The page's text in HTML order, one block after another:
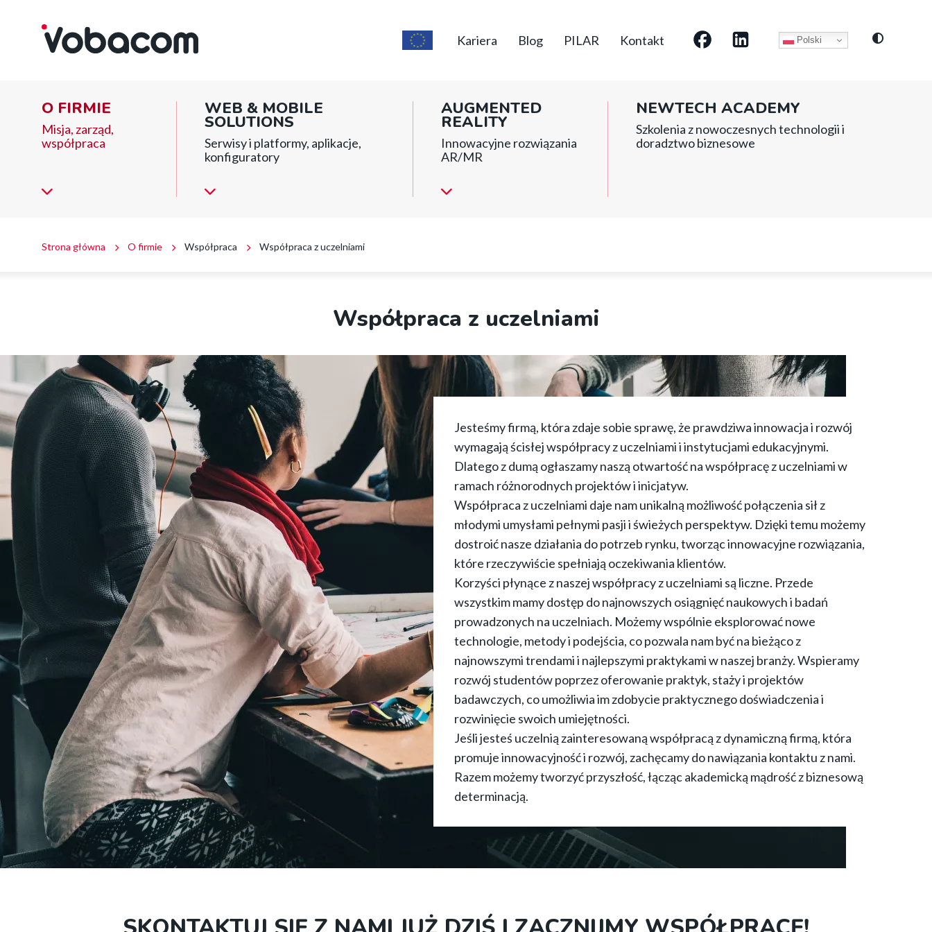
Współpraca
uczelniami
Inteligentne
rozwiązania
firm
Przejdź
menu
Przejdź
treści
Przejdź
stopki
short
Kariera Blog PILAR Kontakt
Social
Polski
Main
menu
block
O FIRMIE
Misja, zarząd,
współpraca
WEB & MOBILE
SOLUTIONS
Serwisy i platformy, aplikacje,
konfiguratory
AUGMENTED
REALITY
Innowacyjne rozwiązania
AR/MR
NEWTECH ACADEMY
Szkolenia z nowoczesnych technologii i
doradztwo biznesowe
Ścieżka
Strona główna O firmie Współpraca Współpraca z uczelniami
Współpraca z uczelniami
Jesteśmy firmą, która zdaje sobie sprawę, że prawdziwa innowacja i rozwój
wymagają ścisłej współpracy z uczelniami i instytucjami edukacyjnymi.
Dlatego z dumą ogłaszamy naszą otwartość na współpracę z uczelniami w
ramach różnorodnych projektów i inicjatyw.
Współpraca z uczelniami daje nam unikalną możliwość połączenia sił z
młodymi umysłami pełnymi pasji i świeżych perspektyw. Dzięki temu możemy
dostroić nasze działania do potrzeb rynku, tworząc innowacyjne rozwiązania,
które rzeczywiście spełniają oczekiwania klientów.
Korzyści płynące z naszej współpracy z uczelniami są liczne. Przede
wszystkim mamy dostęp do najnowszych osiągnięć naukowych i badań
prowadzonych na uczelniach. Możemy wspólnie eksplorować nowe
technologie, metody i podejścia, co pozwala nam być na bieżąco z
najnowszymi trendami i najlepszymi praktykami w naszej branży. Wspieramy
rozwój studentów poprzez oferowanie praktyk, staży i projektów
badawczych, co umożliwia im zdobycie praktycznego doświadczenia i
rozwinięcie swoich umiejętności.
Jeśli jesteś uczelnią zainteresowaną współpracą z dynamiczną firmą, która
promuje innowacyjność i rozwój, zachęcamy do nawiązania kontaktu z nami.
Razem możemy tworzyć przyszłość, łącząc akademicką mądrość z biznesową
determinacją.